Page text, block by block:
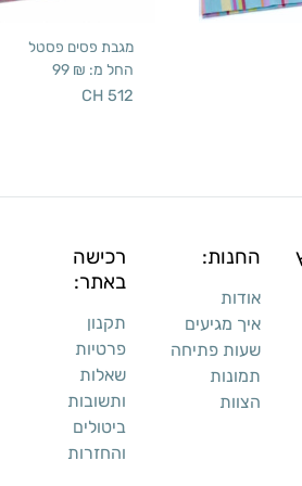
מגבת פסים פסטל
החל מ: 99 ₪
CH 512
החנות:
אודות
איך מגיעים
שעות פתיחה
תמונות
הצוות
רכישה
באתר:
תקנון
פרטיות
שאלות
ותשובות
ביטולים
והחזרות